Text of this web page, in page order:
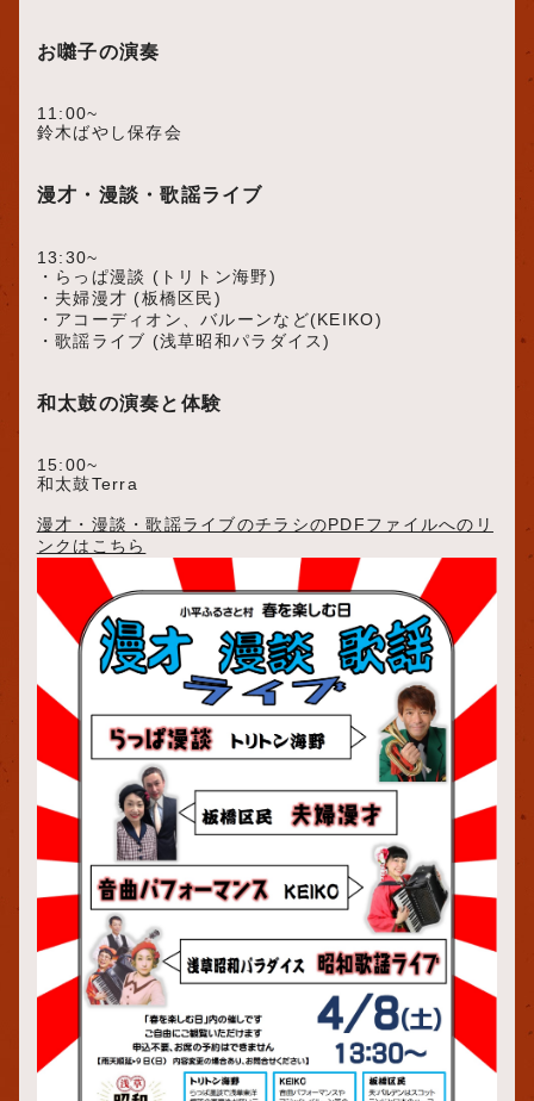
お囃子の演奏
11:00~
鈴木ばやし保存会
漫才・漫談・歌謡ライブ
13:30~
・らっぱ漫談 (トリトン海野)
・夫婦漫才 (板橋区民)
・アコーディオン、バルーンなど(KEIKO)
・歌謡ライブ (浅草昭和パラダイス)
和太鼓の演奏と体験
15:00~
和太鼓Terra
漫才・漫談・歌謡ライブのチラシのPDFファイルへのリ
ンクはこちら